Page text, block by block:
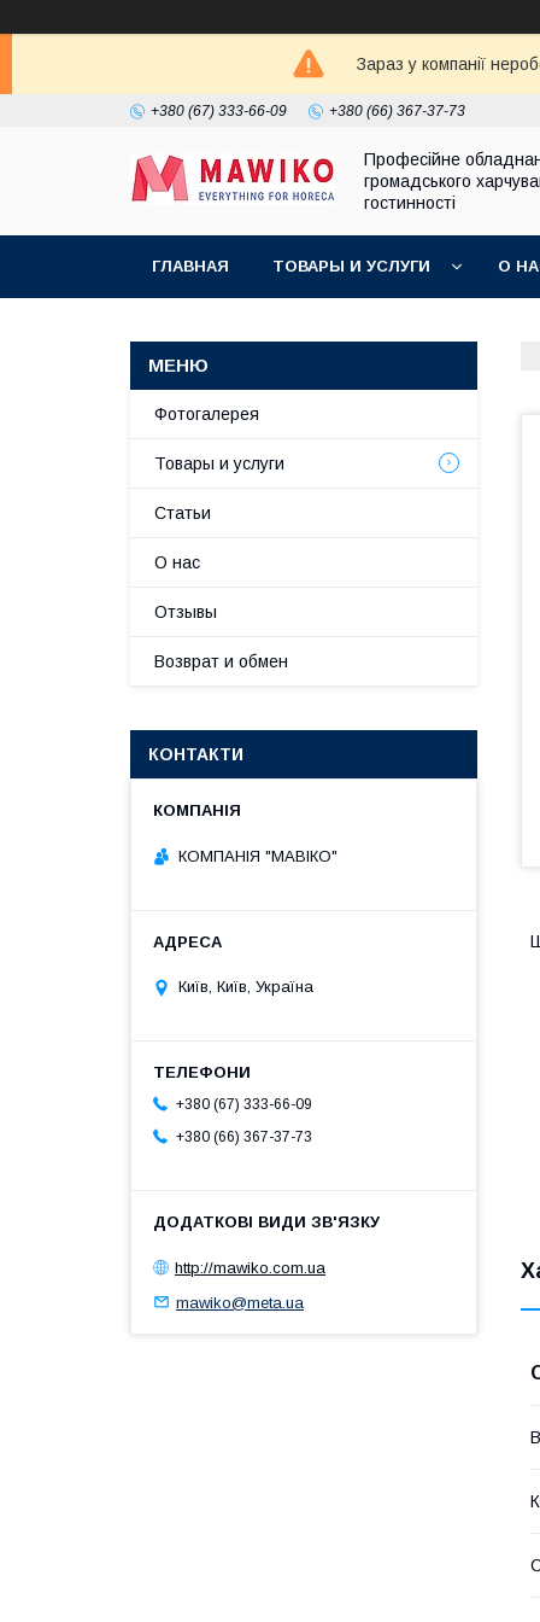
Зараз у компанії
+380 (67) 333-66-09 +380 (66) 367-37-73
Професійне
громадського
гостинності
ГЛАВНАЯ ТОВАРЫ И УСЛУГИ О
Фотогалерея
Товары и услуги
Статьи
О нас
Отзывы
Возврат и обмен
КОНТАКТИ
КОМПАНІЯ "МАВІКО"
Київ, Київ, Україна
+380 (67) 333-66-09
+380 (66) 367-37-73
http://mawiko.com.ua
mawiko@meta.ua